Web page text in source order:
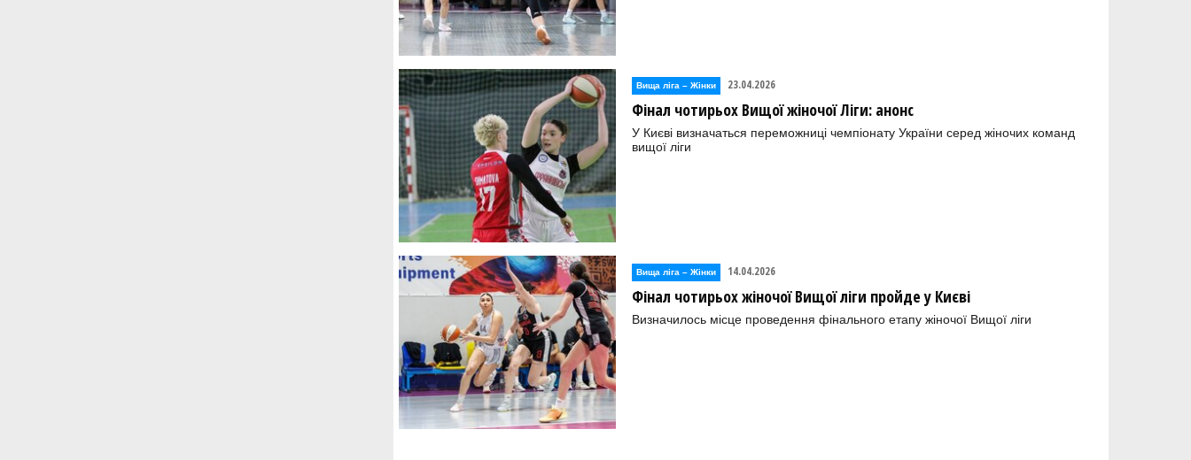
Вища лiга – Жiнки 23.04.2026
Фінал чотирьох Вищої жіночої Ліги: анонс
У Києві визначаться переможниці чемпіонату України серед жіночих команд
вищої ліги
Вища лiга – Жiнки 14.04.2026
Фінал чотирьох жіночої Вищої ліги пройде у Києві
Визначилось місце проведення фінального етапу жіночої Вищої ліги